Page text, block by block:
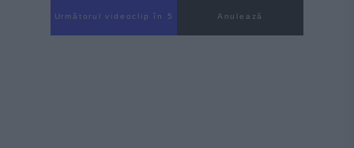
Următorul videoclip în 3 Anulează